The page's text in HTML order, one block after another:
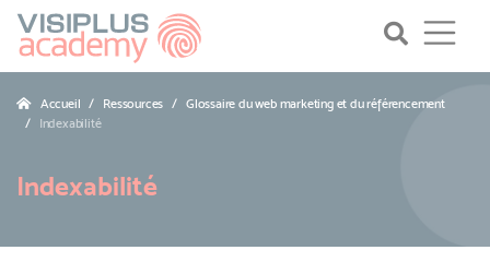
Accueil Ressources
Glossaire du web marketing et du référencement
Indexabilité
Indexabilité